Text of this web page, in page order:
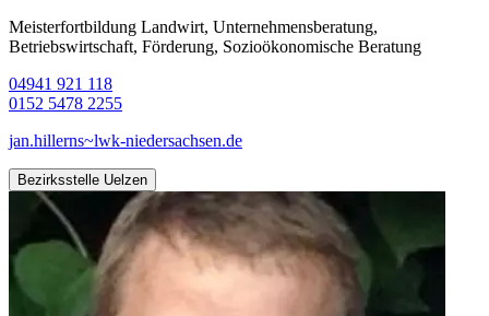
Meisterfortbildung Landwirt, Unternehmensberatung,
Betriebswirtschaft, Förderung, Sozioökonomische Beratung
04941 921 118
0152 5478 2255
jan.hillerns~lwk-niedersachsen.de
Bezirksstelle Uelzen